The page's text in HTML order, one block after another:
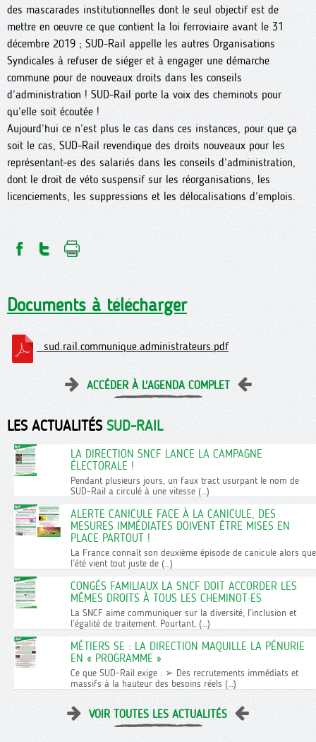
des mascarades institutionnelles dont le seul objectif est de
mettre en oeuvre ce que contient la loi ferroviaire avant le 31
décembre 2019 ; SUD-Rail appelle les autres Organisations
Syndicales à refuser de siéger et à engager une démarche
commune pour de nouveaux droits dans les conseils
d’administration ! SUD-Rail porte la voix des cheminots pour
qu’elle soit écoutée !
Aujourd’hui ce n’est plus le cas dans ces instances, pour que ça
soit le cas, SUD-Rail revendique des droits nouveaux pour les
représentant-es des salariés dans les conseils d’administration,
dont le droit de véto suspensif sur les réorganisations, les
licenciements, les suppressions et les délocalisations d’emplois.
Documents à télécharger
sud.rail.communique.administrateurs.pdf
ACCÉDER À L'AGENDA COMPLET
LES ACTUALITÉS SUD-RAIL
LA DIRECTION SNCF LANCE LA CAMPAGNE
ÉLECTORALE !
Pendant plusieurs jours, un faux tract usurpant le nom de
SUD-Rail a circulé à une vitesse (…)
ALERTE CANICULE FACE À LA CANICULE, DES
MESURES IMMÉDIATES DOIVENT ÊTRE MISES EN
PLACE PARTOUT !
La France connaît son deuxième épisode de canicule alors que
l’été vient tout juste de (…)
CONGÉS FAMILIAUX LA SNCF DOIT ACCORDER LES
MÊMES DROITS À TOUS LES CHEMINOT·ES
La SNCF aime communiquer sur la diversité, l’inclusion et
l’égalité de traitement. Pourtant, (…)
MÉTIERS SE : LA DIRECTION MAQUILLE LA PÉNURIE
EN « PROGRAMME »
Ce que SUD-Rail exige : ➢ Des recrutements immédiats et
massifs à la hauteur des besoins réels (…)
VOIR TOUTES LES ACTUALITÉS